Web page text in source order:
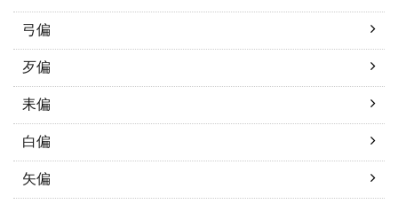
弓偏
歹偏
耒偏
白偏
矢偏